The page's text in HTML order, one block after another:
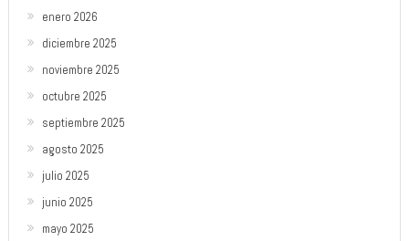
enero 2026
diciembre 2025
noviembre 2025
octubre 2025
septiembre 2025
agosto 2025
julio 2025
junio 2025
mayo 2025